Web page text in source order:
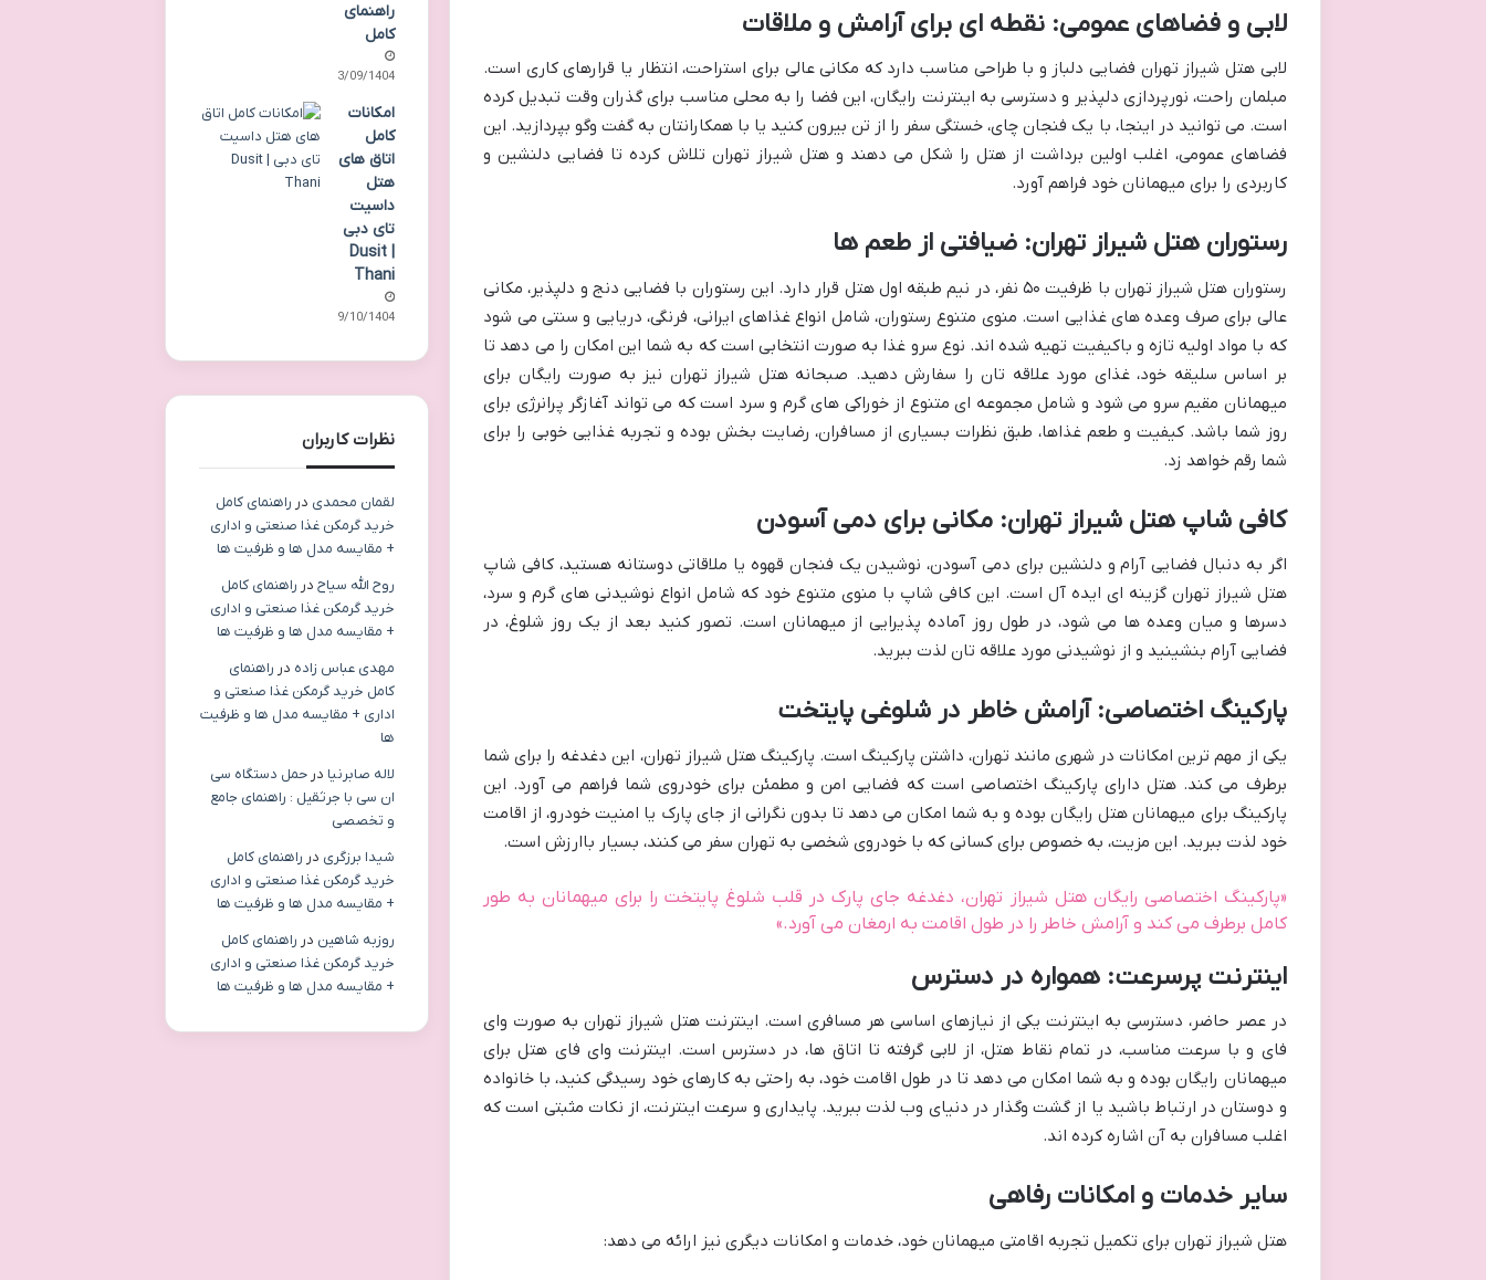
لابی و فضاهای عمومی: نقطه ای برای آرامش و ملاقات
لابی هتل شیراز تهران فضایی دلباز و با طراحی مناسب دارد که مکانی عالی برای استراحت، انتظار یا قرارهای کاری است.
مبلمان راحت، نورپردازی دلپذیر و دسترسی به اینترنت رایگان، این فضا را به محلی مناسب برای گذران وقت تبدیل کرده
است. می توانید در اینجا، با یک فنجان چای، خستگی سفر را از تن بیرون کنید یا با همکارانتان به گفت وگو بپردازید. این
فضاهای عمومی، اغلب اولین برداشت از هتل را شکل می دهند و هتل شیراز تهران تلاش کرده تا فضایی دلنشین و
کاربردی را برای میهمانان خود فراهم آورد.
رستوران هتل شیراز تهران: ضیافتی از طعم ها
رستوران هتل شیراز تهران با ظرفیت ۵۰ نفر، در نیم طبقه اول هتل قرار دارد. این رستوران با فضایی دنج و دلپذیر، مکانی
عالی برای صرف وعده های غذایی است. منوی متنوع رستوران، شامل انواع غذاهای ایرانی، فرنگی، دریایی و سنتی می شود
که با مواد اولیه تازه و باکیفیت تهیه شده اند. نوع سرو غذا به صورت انتخابی است که به شما این امکان را می دهد تا
بر اساس سلیقه خود، غذای مورد علاقه تان را سفارش دهید. صبحانه هتل شیراز تهران نیز به صورت رایگان برای
میهمانان مقیم سرو می شود و شامل مجموعه ای متنوع از خوراکی های گرم و سرد است که می تواند آغازگر پرانرژی برای
روز شما باشد. کیفیت و طعم غذاها، طبق نظرات بسیاری از مسافران، رضایت بخش بوده و تجربه غذایی خوبی را برای
شما رقم خواهد زد.
کافی شاپ هتل شیراز تهران: مکانی برای دمی آسودن
اگر به دنبال فضایی آرام و دلنشین برای دمی آسودن، نوشیدن یک فنجان قهوه یا ملاقاتی دوستانه هستید، کافی شاپ
هتل شیراز تهران گزینه ای ایده آل است. این کافی شاپ با منوی متنوع خود که شامل انواع نوشیدنی های گرم و سرد،
دسرها و میان وعده ها می شود، در طول روز آماده پذیرایی از میهمانان است. تصور کنید بعد از یک روز شلوغ، در
فضایی آرام بنشینید و از نوشیدنی مورد علاقه تان لذت ببرید.
پارکینگ اختصاصی: آرامش خاطر در شلوغی پایتخت
یکی از مهم ترین امکانات در شهری مانند تهران، داشتن پارکینگ است. پارکینگ هتل شیراز تهران، این دغدغه را برای شما
برطرف می کند. هتل دارای پارکینگ اختصاصی است که فضایی امن و مطمئن برای خودروی شما فراهم می آورد. این
پارکینگ برای میهمانان هتل رایگان بوده و به شما امکان می دهد تا بدون نگرانی از جای پارک یا امنیت خودرو، از اقامت
خود لذت ببرید. این مزیت، به خصوص برای کسانی که با خودروی شخصی به تهران سفر می کنند، بسیار باارزش است.
«پارکینگ اختصاصی رایگان هتل شیراز تهران، دغدغه جای پارک در قلب شلوغ پایتخت را برای میهمانان به طور
کامل برطرف می کند و آرامش خاطر را در طول اقامت به ارمغان می آورد.»
اینترنت پرسرعت: همواره در دسترس
در عصر حاضر، دسترسی به اینترنت یکی از نیازهای اساسی هر مسافری است. اینترنت هتل شیراز تهران به صورت وای
فای و با سرعت مناسب، در تمام نقاط هتل، از لابی گرفته تا اتاق ها، در دسترس است. اینترنت وای فای هتل برای
میهمانان رایگان بوده و به شما امکان می دهد تا در طول اقامت خود، به راحتی به کارهای خود رسیدگی کنید، با خانواده
و دوستان در ارتباط باشید یا از گشت وگذار در دنیای وب لذت ببرید. پایداری و سرعت اینترنت، از نکات مثبتی است که
اغلب مسافران به آن اشاره کرده اند.
سایر خدمات و امکانات رفاهی
هتل شیراز تهران برای تکمیل تجربه اقامتی میهمانان خود، خدمات و امکانات دیگری نیز ارائه می دهد:
راهنمای
کامل
23/09/1404
امکانات
کامل
اتاق های
هتل
داسیت
تای دبی
| Dusit
Thani
09/10/1404
نظرات کاربران
لقمان محمدی در راهنمای کامل
خرید گرمکن غذا صنعتی و اداری
+ مقایسه مدل ها و ظرفیت ها
روح الله سیاحدر راهنمای کامل
خرید گرمکن غذا صنعتی و اداری
+ مقایسه مدل ها و ظرفیت ها
مهدی عباس زاده در راهنمای
کامل خرید گرمکن غذا صنعتی و
اداری + مقایسه مدل ها و ظرفیت
ها
لاله صابرنیا در حمل دستگاه سی
ان سی با جرثقیل : راهنمای جامع
و تخصصی
شیدا برزگری در راهنمای کامل
خرید گرمکن غذا صنعتی و اداری
+ مقایسه مدل ها و ظرفیت ها
روزبه شاهین در راهنمای کامل
خرید گرمکن غذا صنعتی و اداری
+ مقایسه مدل ها و ظرفیت ها